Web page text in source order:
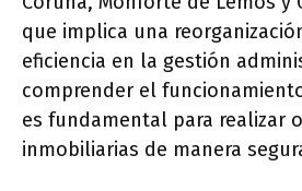
que implica una
eficiencia en la gestión
comprender el
es fundamental para realizar
inmobiliarias de manera